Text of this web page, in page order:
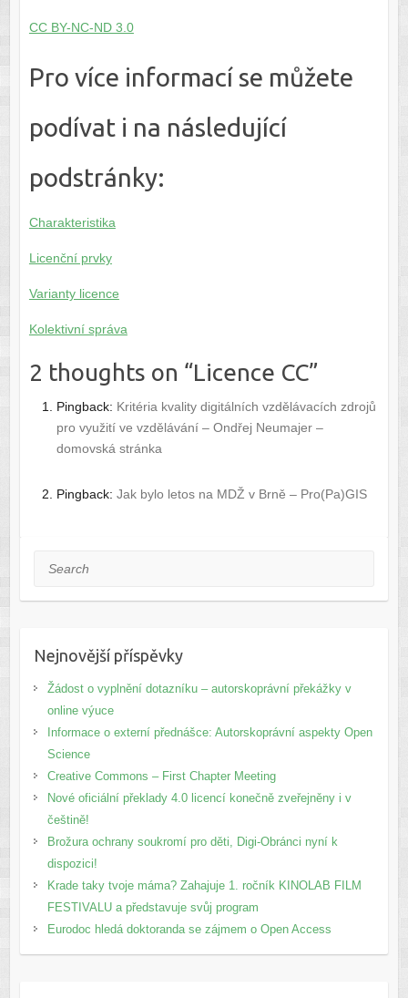
CC BY-NC-ND 3.0
Pro více informací se můžete
podívat i na následující
podstránky:
Charakteristika
Licenční prvky
Varianty licence
Kolektivní správa
2 thoughts on “Licence CC”
Pingback: Kritéria kvality digitálních vzdělávacích zdrojů
pro využití ve vzdělávání – Ondřej Neumajer –
domovská stránka
Pingback: Jak bylo letos na MDŽ v Brně – Pro(Pa)GIS
Search
Nejnovější příspěvky
Žádost o vyplnění dotazníku – autorskoprávní překážky v
online výuce
Informace o externí přednášce: Autorskoprávní aspekty Open
Science
Creative Commons – First Chapter Meeting
Nové oficiální překlady 4.0 licencí konečně zveřejněny i v
češtině!
Brožura ochrany soukromí pro děti, Digi-Obránci nyní k
dispozici!
Krade taky tvoje máma? Zahajuje 1. ročník KINOLAB FILM
FESTIVALU a představuje svůj program
Eurodoc hledá doktoranda se zájmem o Open Access